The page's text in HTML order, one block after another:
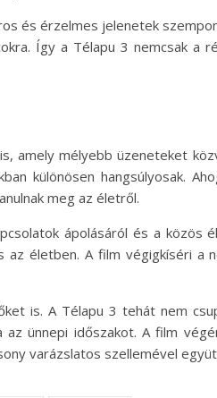
és érzelmes jelenetek
Így a Télapu 3 nemcsak a
amely mélyebb üzeneteket
különösen hangsúlyosak.
meg az életről.
ápolásáról és a közös
életben. A film végigkíséri a
is. A Télapu 3 tehát nem
ünnepi időszakot. A film
varázslatos szellemével